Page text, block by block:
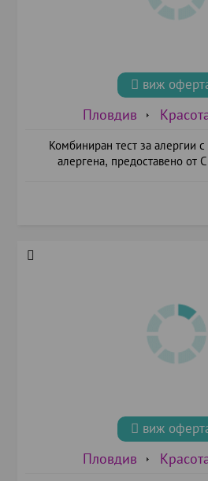
виж
Пловдив
Комбиниран тест за алергии
алергена, предоставено от
виж
Пловдив